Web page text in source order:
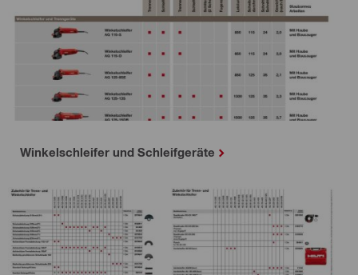
Winkelschleifer und Schleifgeräte